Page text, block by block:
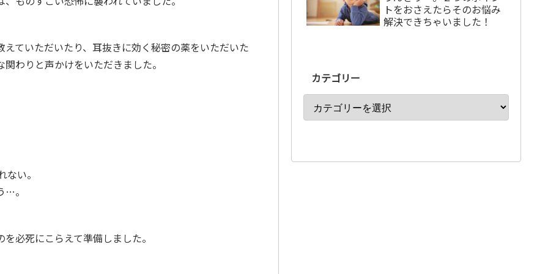
ていただいたり、耳抜きに効く秘密の薬をいただいた
わりと声かけをいただきました。
い。
…。
必死にこらえて準備しました。
トをおさえたらそのお悩み
解決できちゃいました！
カテゴリー